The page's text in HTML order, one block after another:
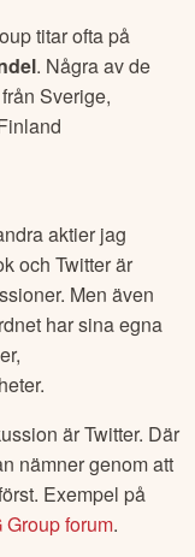
titar ofta på
. Några av de
frånSverige,
aktier jag
och Twitter är
Men även
har sina egna
är Twitter. Där
nämner genom att
Exempel på
Groupforum.